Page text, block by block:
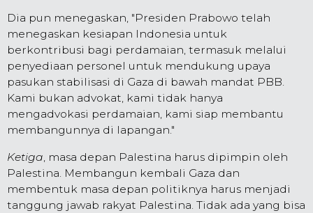
Dia pun menegaskan, "Presiden Prabowo telah
menegaskan kesiapan Indonesia untuk
berkontribusi bagi perdamaian, termasuk melalui
penyediaan personel untuk mendukung upaya
pasukan stabilisasi di Gaza di bawah mandat PBB.
Kami bukan advokat, kami tidak hanya
mengadvokasi perdamaian, kami siap membantu
membangunnya di lapangan."
Ketiga, masa depan Palestina harus dipimpin oleh
Palestina. Membangun kembali Gaza dan
membentuk masa depan politiknya harus menjadi
tanggung jawab rakyat Palestina. Tidak ada yang bisa